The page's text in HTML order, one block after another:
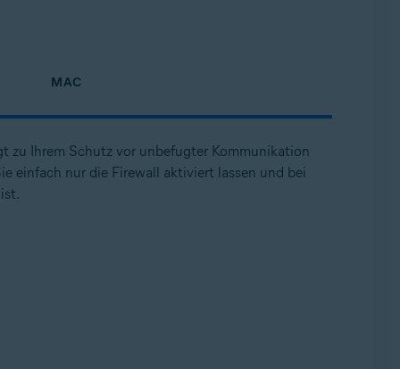
MAC
zu Ihrem Schutz vor unbefugter Kommunikation
einfach nur die Firewall aktiviert lassen und bei
ist.